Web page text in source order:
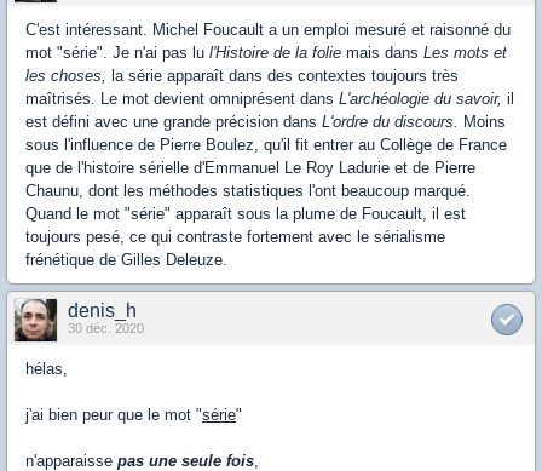
C'est intéressant. Michel Foucault a un emploi mesuré et raisonné du
mot "série". Je n'ai pas lu l'Histoire de la folie mais dans Les mots et
les choses, la série apparaît dans des contextes toujours très
maîtrisés. Le mot devient omniprésent dans L'archéologie du savoir, il
est défini avec une grande précision dans L'ordre du discours. Moins
sous l'influence de Pierre Boulez, qu'il fit entrer au Collège de France
que de l'histoire sérielle d'Emmanuel Le Roy Ladurie et de Pierre
Chaunu, dont les méthodes statistiques l'ont beaucoup marqué.
Quand le mot "série" apparaît sous la plume de Foucault, il est
toujours pesé, ce qui contraste fortement avec le sérialisme
frénétique de Gilles Deleuze.
denis_h
30 déc. 2020
hélas,
j'ai bien peur que le mot "série"
n'apparaisse pas une seule fois,